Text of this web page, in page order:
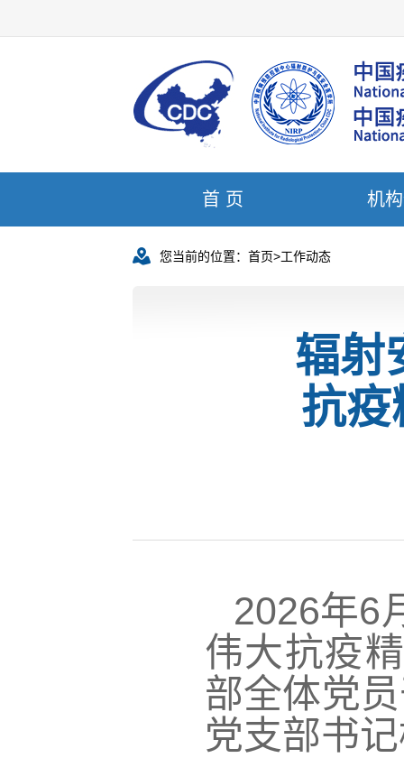
首 页 机
您当前的位置： 首页>工作动态
辐射
抗疫
2026年6
伟大抗疫
部全体党
党支部书